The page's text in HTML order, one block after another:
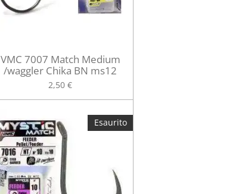
VMC 7007 Match Medium
/waggler Chika BN ms12
2,50 €
Esaurito